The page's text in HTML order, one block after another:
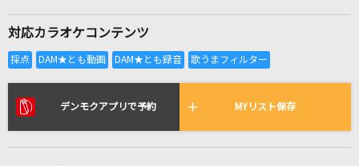
全国りれき
リアルタイムで歌われている曲の一覧
対応カラオケコンテンツ
デンモクアプリで予約 MYリスト保存